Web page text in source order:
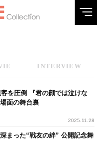
INTERVIEW
を圧倒 『君の顔では泣けな
面の舞台裏
2025.11.28
まった“戦友の絆” 公開記念舞